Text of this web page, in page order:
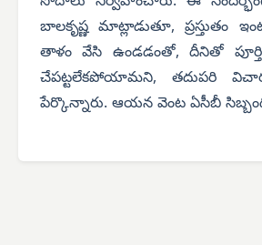
బాలకృష్ణ మాట్లాడుతూ, ప్రస్తుతం
తాళం వేసి ఉండడంతో, దీనితో
చేపట్టలేకపోయామని, తదుపరి విచారణ
పేర్కొన్నారు. ఆయన వెంట ఏసీబీ